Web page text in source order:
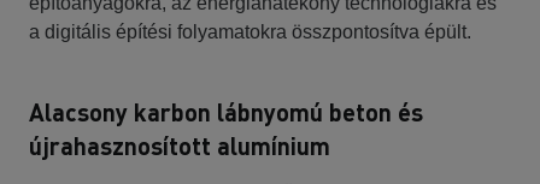
a digitális építési folyamatokra összpontosítva épült.
Alacsony karbon lábnyomú beton és
újrahasznosított alumínium